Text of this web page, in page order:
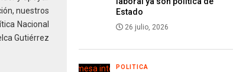
nuestros
Nacional
Gutiérrez
Estado
26 julio, 2026
POLITICA